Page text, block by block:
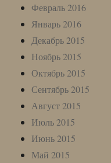
Февраль 2016
Январь 2016
Декабрь 2015
Ноябрь 2015
Октябрь 2015
Сентябрь 2015
Август 2015
Июль 2015
Июнь 2015
Май 2015